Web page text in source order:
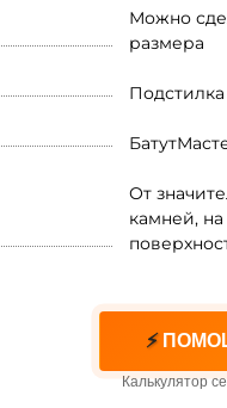
Можно
размера
Подстилка
От
камней,
⚡
Калькулятор